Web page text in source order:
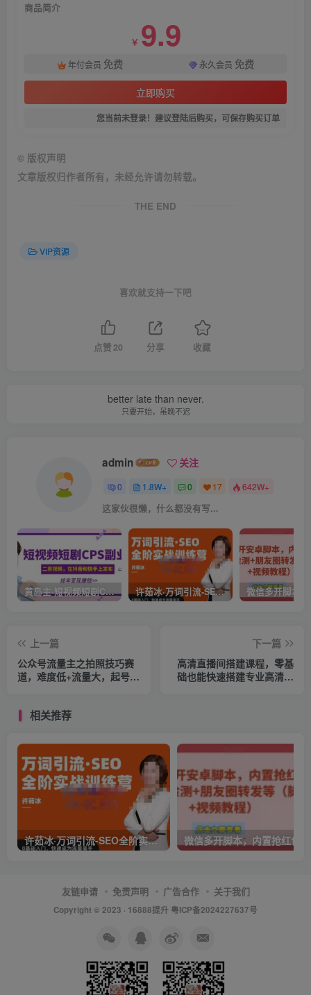
商品简介
￥ 9.9
年付会员 免费 永久会员 免费
立即购买
您当前未登录！建议登陆后购买，可保存购买订单
© 版权声明
文章版权归作者所有，未经允许请勿转载。
THE END
VIP资源
喜欢就支持一下吧
点赞20 分享 收藏
better late than never.
只要开始，虽晚不迟
admin 关注
0 1.8W+ 0 17 642W+
这家伙很懒，什么都没有写...
黄岛主·短视频短剧CPS副业项目：二剪视频在抖音和快手上发布，挂车变现 许茹冰·万词引流-SEO全阶实战训练营，0基础入门，快速成为流量高手
上一篇
公众号流量主之拍照技巧赛
道，难度低+流量大，起号第
下一篇
高清直播间搭建课程，零基
础也能快速搭建专业高清直
相关推荐
许茹冰·万词引流-SEO全阶实战训练营，0基础入门，快速成为流量高手
友链申请 免责声明 广告合作 关于我们
Copyright © 2023 · 16888提升 粤ICP备2024227637号